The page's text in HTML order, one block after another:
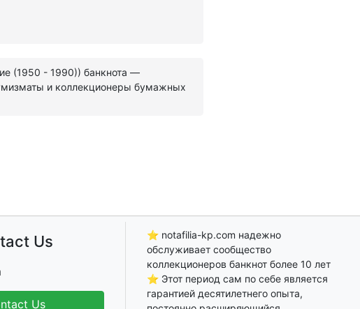
(1950 - 1990)) банкнота —
и коллекционеры бумажных
Us
Us
⭐ notafilia-kp.com надежно
обслуживает сообщество
коллекционеров банкнот более 10 лет
⭐ Этот период сам по себе является
гарантией десятилетнего опыта,